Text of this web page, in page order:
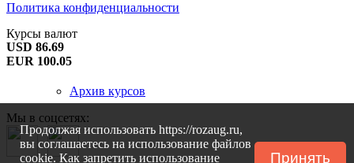
Продолжая использовать https://rozaug.ru,
вы соглашаетесь на использование файлов
cookie. Как запретить использование
Принять
Политика конфиденциальности
Курсы валют
USD 86.69
EUR 100.05
Архив курсов
Мы в соцсетях: